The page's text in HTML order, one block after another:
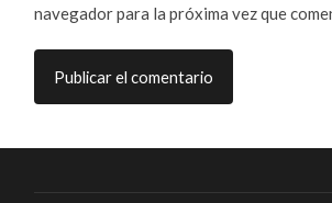
navegador para la próxima vez que